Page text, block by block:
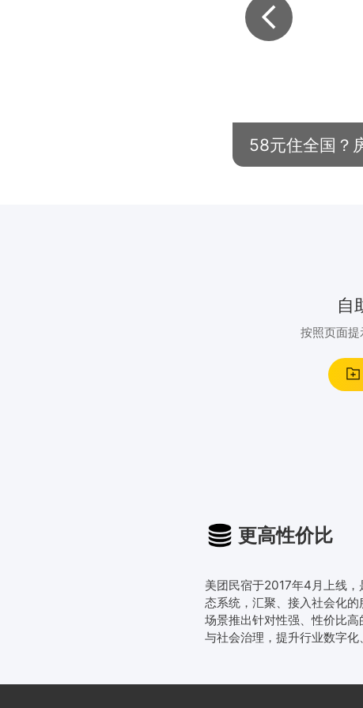
58元住全国？
自
按照页面
更高性价比
美团民宿于2017年4月上线，
态系统，汇聚、接入社会化
场景推出针对性强、性价比
与社会治理，提升行业数字化